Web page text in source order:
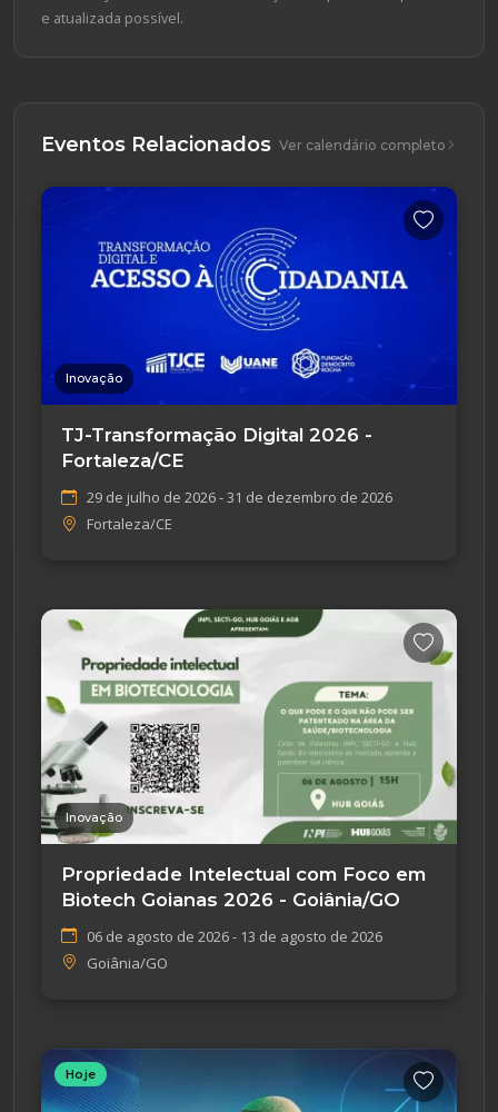
e atualizada possível.
Eventos Relacionados Ver calendário completo
Inovação
TJ-Transformação Digital 2026 -
Fortaleza/CE
29 de julho de 2026 - 31 de dezembro de 2026
Fortaleza/CE
Inovação
Propriedade Intelectual com Foco em
Biotech Goianas 2026 - Goiânia/GO
06 de agosto de 2026 - 13 de agosto de 2026
Goiânia/GO
Hoje